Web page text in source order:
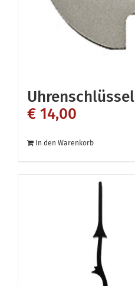
Uhrenschlüssel
€ 14,00
In den Warenkorb